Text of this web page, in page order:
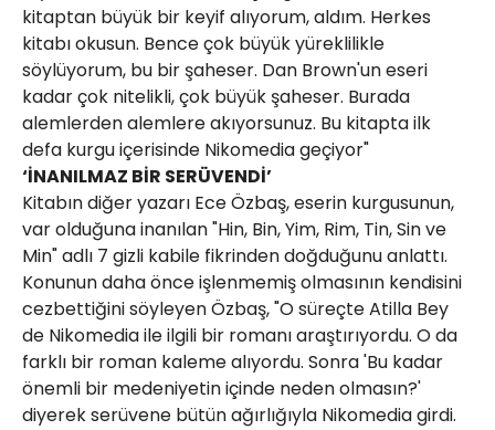
kitaptan büyük bir keyif alıyorum, aldım. Herkes
kitabı okusun. Bence çok büyük yüreklilikle
söylüyorum, bu bir şaheser. Dan Brown'un eseri
kadar çok nitelikli, çok büyük şaheser. Burada
alemlerden alemlere akıyorsunuz. Bu kitapta ilk
defa kurgu içerisinde Nikomedia geçiyor"
‘İNANILMAZ BİR SERÜVENDİ’
Kitabın diğer yazarı Ece Özbaş, eserin kurgusunun,
var olduğuna inanılan "Hin, Bin, Yim, Rim, Tin, Sin ve
Min" adlı 7 gizli kabile fikrinden doğduğunu anlattı.
Konunun daha önce işlenmemiş olmasının kendisini
cezbettiğini söyleyen Özbaş, "O süreçte Atilla Bey
de Nikomedia ile ilgili bir romanı araştırıyordu. O da
farklı bir roman kaleme alıyordu. Sonra 'Bu kadar
önemli bir medeniyetin içinde neden olmasın?'
diyerek serüvene bütün ağırlığıyla Nikomedia girdi.